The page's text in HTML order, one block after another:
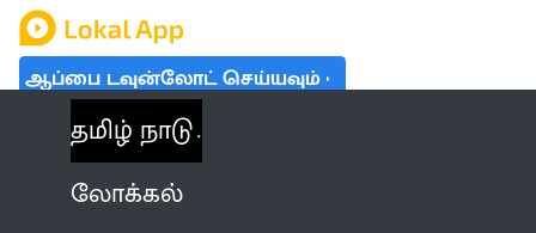
ஆப்பை டவுன்லோட் செய்யவும்
தமிழ் நாடு
லோக்கல்